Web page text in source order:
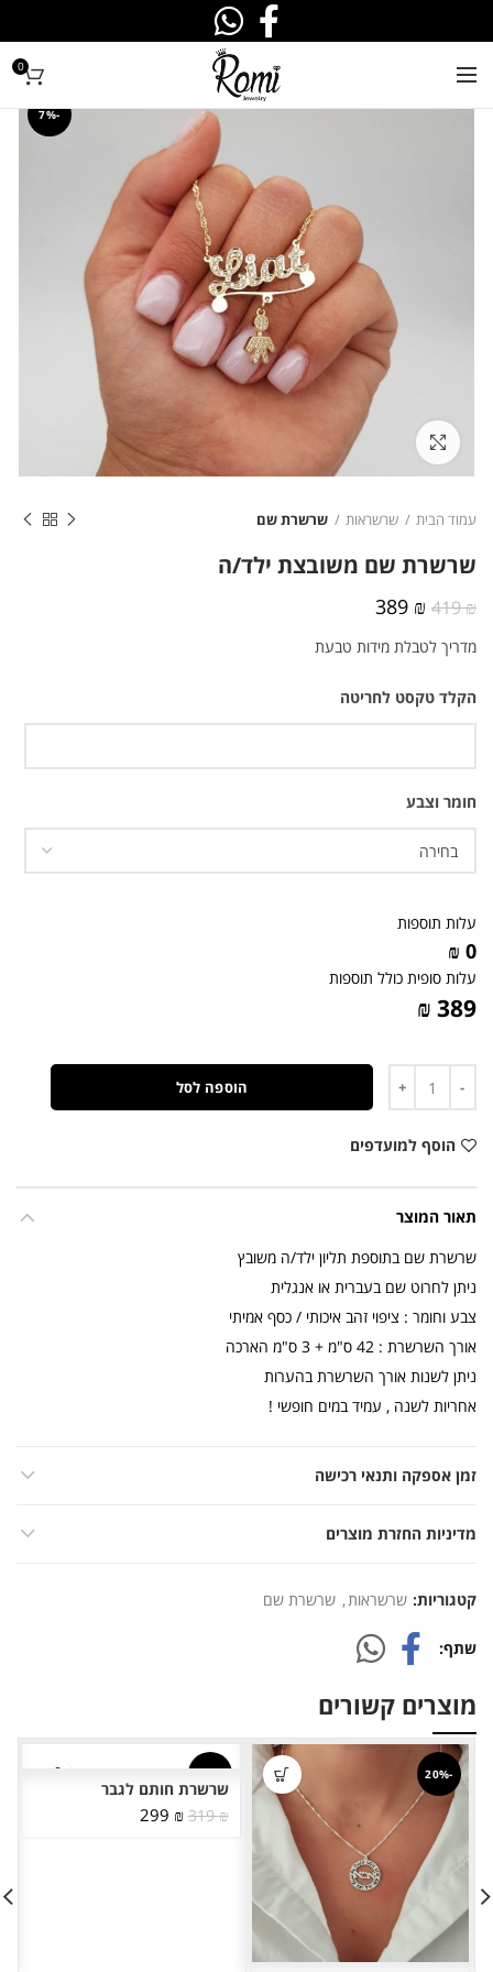
0
-7%
לחצו להגדלה
עמוד הבית שרשראות שרשרת שם
שרשרת שם משובצת ילד/ה
419₪
המחיר
היה:
389 ₪
המחיר
הוא:
מדריך לטבלת מידות טבעת
הקלד טקסט לחריטה
חומר וצבע
עלות תוספות
0 ₪
עלות סופית כולל תוספות
389 ₪
הוספה לסל
הוסף למועדפים
תאור המוצר
שרשרת שם בתוספת תליון ילד/ה משובץ
ניתן לחרוט שם בעברית או אנגלית
צבע וחומר : ציפוי זהב איכותי / כסף אמיתי
אורך השרשרת : 42 ס"מ + 3 ס"מ הארכה
ניתן לשנות אורך השרשרת בהערות
אחריות לשנה , עמיד במים חופשי !
זמן אספקה ותנאי רכישה
מדיניות החזרת מוצרים
קטגוריות: שרשראות, שרשרת שם
שתף
מוצרים קשורים
-20%
שרשרת חותם לגבר
319₪
המחיר
299 ₪